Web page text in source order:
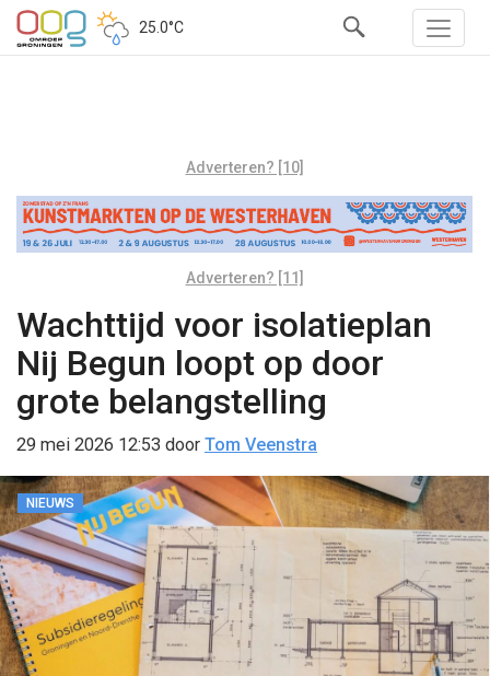
25.0°C
Adverteren? [10]
Adverteren? [11]
Wachttijd voor isolatieplan
Nij Begun loopt op door
grote belangstelling
29 mei 2026 12:53 door Tom Veenstra
NIEUWS